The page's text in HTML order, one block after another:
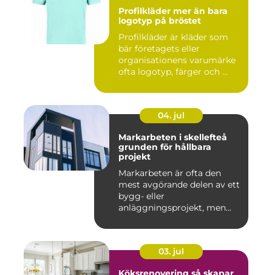
Profilkläder mer än bara
logotyp på bröstet
Profilkläder är kläder som
bär företagets eller
organisationens varumärke
ofta logotyp, färger och ...
04. jul
Markarbeten i skellefteå
grunden för hållbara
projekt
Markarbeten är ofta den
mest avgörande delen av ett
bygg- eller
anläggningsprojekt, men
03. jul